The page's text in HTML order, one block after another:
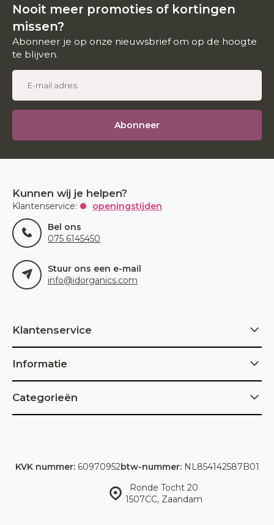
Nooit meer promoties of kortingen
missen?
Abonneer je op onze nieuwsbrief om op de hoogte
te blijven.
Abonneer
Kunnen wij je helpen?
Klantenservice:
openingstijden
Bel ons
075 6145450
Stuur ons een e-mail
info@idorganics.com
Klantenservice
Informatie
Categorieën
Ronde Tocht 20
1507CC, Zaandam
KVK nummer:60970952btw-nummer:NL854142587B01